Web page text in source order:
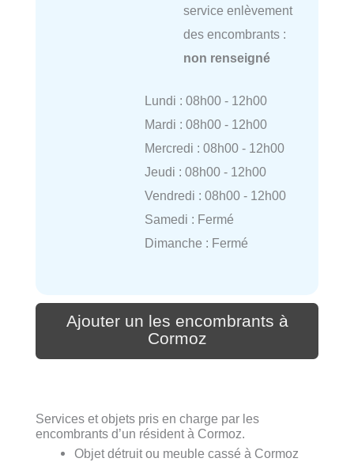
service enlèvement
des encombrants :
non renseigné
Lundi : 08h00 - 12h00
Mardi : 08h00 - 12h00
Mercredi : 08h00 - 12h00
Jeudi : 08h00 - 12h00
Vendredi : 08h00 - 12h00
Samedi : Fermé
Dimanche : Fermé
Ajouter un les encombrants à
Cormoz
Services et objets pris en charge par les
encombrants d’un résident à Cormoz.
Objet détruit ou meuble cassé à Cormoz